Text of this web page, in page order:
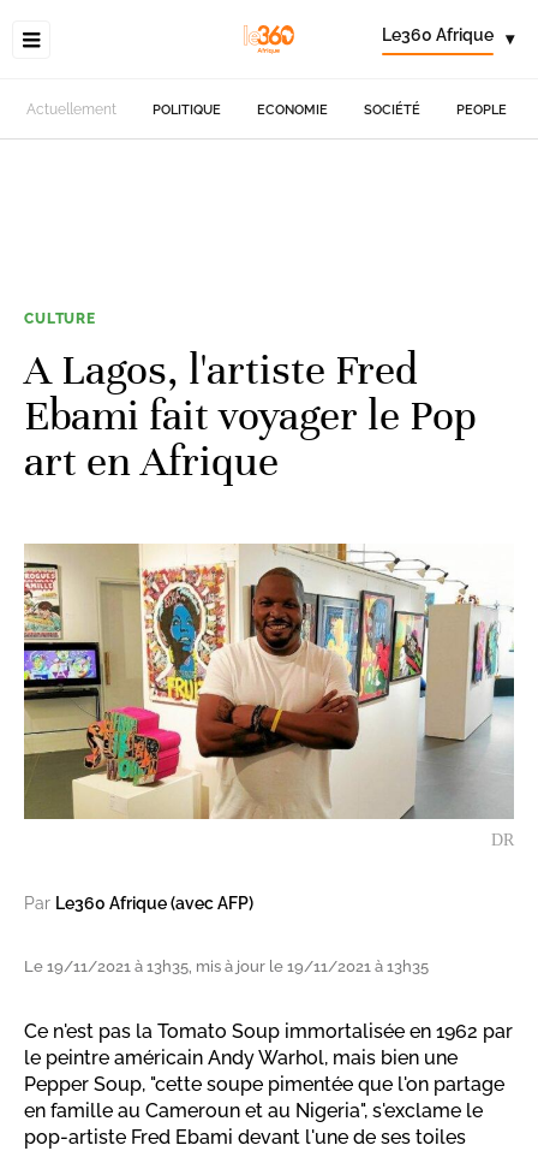
Le360 Afrique ▾
Actuellement POLITIQUE ECONOMIE SOCIÉTÉ PEOPLE
CULTURE
A Lagos, l'artiste Fred
Ebami fait voyager le Pop
art en Afrique
DR
Par Le360 Afrique (avec AFP)
Le 19/11/2021 à 13h35, mis à jour le 19/11/2021 à 13h35
Ce n'est pas la Tomato Soup immortalisée en 1962 par
le peintre américain Andy Warhol, mais bien une
Pepper Soup, "cette soupe pimentée que l'on partage
en famille au Cameroun et au Nigeria", s'exclame le
pop-artiste Fred Ebami devant l'une de ses toiles